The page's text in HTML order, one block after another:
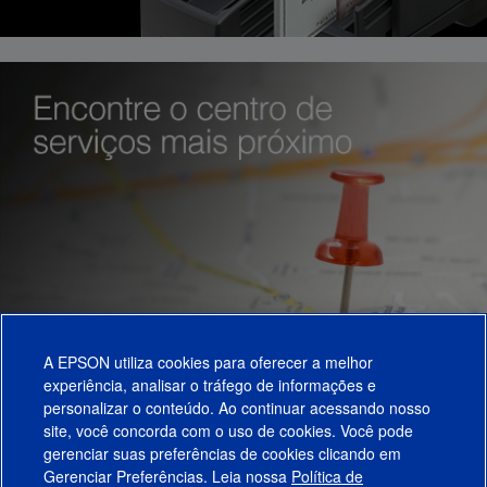
Produtos
A EPSON utiliza cookies para oferecer a melhor
experiência, analisar o tráfego de informações e
personalizar o conteúdo. Ao continuar acessando nosso
site, você concorda com o uso de cookies. Você pode
gerenciar suas preferências de cookies clicando em
Gerenciar Preferências. Leia nossa Política de